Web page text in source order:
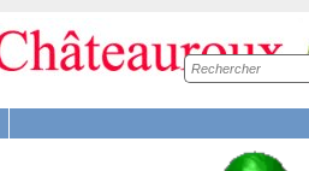
Recherche
sur
site